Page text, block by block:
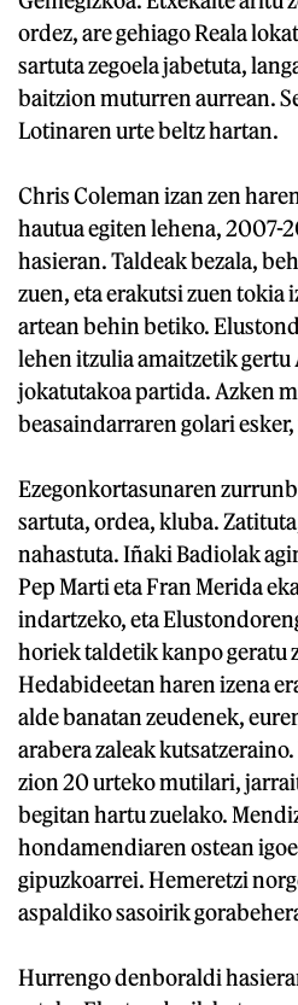
ordez, are gehiago Reala
sartuta zegoela jabetuta,
baitzion muturren aurrean.
Lotinaren urte beltz hartan.
Chris Coleman izan zen
hautua egiten lehena, 2007-
hasieran. Taldeak bezala,
zuen, eta erakutsi zuen tokia
artean behin betiko.
lehen itzulia amaitzetik gertu
jokatutakoa partida. Azken
beasaindarraren golari
Ezegonkortasunaren
sartuta, ordea, kluba.
nahastuta. Iñaki Badiolak
Pep Marti eta Fran Merida
indartzeko, eta
horiek taldetik kanpo geratu
Hedabideetan haren izena
alde banatan zeudenek,
arabera zaleak
zion 20 urteko mutilari,
begitan hartu zuelako.
hondamendiaren ostean
gipuzkoarrei. Hemeretzi
aspaldiko sasoirik
Hurrengo denboraldi